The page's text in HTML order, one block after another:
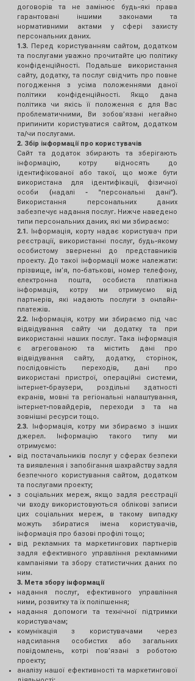
договорів та не замінює будь-які права
гарантовані іншими законами та
нормативними актами у сфері захисту
персональних даних.
1.3. Перед користуванням сайтом, додатком
та послугами уважно прочитайте цю політику
конфіденційності. Подальше використання
сайту, додатку, та послуг свідчить про повне
погодження з усіма положеннями даної
політики конфіденційності. Якщо дана
політика чи якісь її положення є для Вас
проблематичними, Ви зобовʼязані негайно
припинити користуватися сайтом, додатком
та/чи послугами.
2. Збір інформації про користувачів
Сайт та додаток збирають та зберігають
інформацію, котру відносять до
ідентифікованої або такої, що може бути
використана для ідентифікації, фізичної
особи (надалі - "персональні дані").
Використання персональних даних
забезпечує надання послуг. Нижче наведено
типи персональних даних, які ми збираємо:
2.1. Інформація, корту надає користувач при
реєстрації, використанні послуг, будь-якому
особистому зверненні до представників
проекту. До такої інформації може належати:
прізвище, імʼя, по-батькові, номер телефону,
електронна пошта, особиста платіжна
інформація, котру ми отримуємо від
партнерів, які надають послуги з онлайн-
платежів.
2.2. Інформація, котру ми збираємо під час
відвідування сайту чи додатку та при
використанні наших послуг. Така інформація
є агрегованою та містить дані про
відвідування сайту, додатку, сторінок,
послідовність переходів, дані про
використані пристрої, операційні системи,
інтернет-браузери, роздільні здатності
екранів, мовні та регіональні налаштування,
інтернет-повайдерів, переходи з та на
зовнішні ресурси тощо.
2.3. Інформація, котру ми збираємо з інших
джерел. Інформацію такого типу ми
отримуємо:
від постачальників послуг у сферах безпеки
та виявлення і запобігання шахрайству задля
безпечного користування сайтом, додатком
та послугами проекту;
з соціальних мереж, якщо задля реєстрації
чи входу використовуються облікові записи
цих соціальних мереж, в такому випадку
можуть збиратися імена користувачів,
інформація про базові профілі тощо;
від рекламних та маркетингових партнерів
задля ефективного управління рекламними
кампаніями та збору статистичних даних по
ним.
3. Мета збору інформації​
надання послуг, ефективного управління
ними, розвитку та їх поліпшення;
надання допомоги та технічної підтримки
користувачам;
комунікація з користувачами через
надсилання особистих або загальних
повідомлень, котрі повʼязані з роботою
проекту;
аналізу нашої ефективності та маркетингової